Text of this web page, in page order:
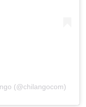
(@chilangocom)